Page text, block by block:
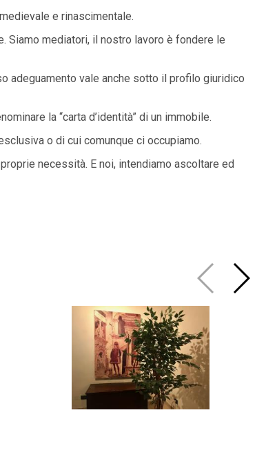
e rinascimentale.
Siamo mediatori, il nostro lavoro è fondere le
adeguamento vale anche sotto il profilo giuridico
la “carta d’identità” di un immobile.
o di cui comunque ci occupiamo.
necessità. E noi, intendiamo ascoltare ed